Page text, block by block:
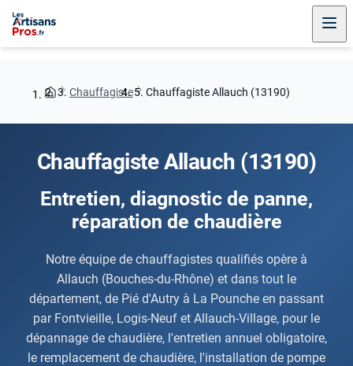
Chauffagiste Chauffagiste Allauch (13190)
Chauffagiste Allauch (13190)
Entretien, diagnostic de panne,
réparation de chaudière
Notre équipe de chauffagistes qualifiés opère à
Allauch (Bouches-du-Rhône) et dans tout le
département, de Pié d'Autry à La Pounche en passant
par Fontvieille, Logis-Neuf et Allauch-Village, pour le
dépannage de chaudière, l'entretien annuel obligatoire,
le remplacement de chaudière, l'installation de pompe